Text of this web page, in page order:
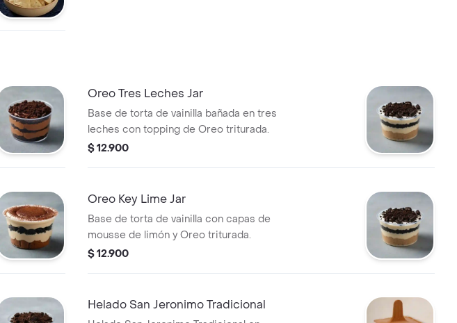
Oreo Tres Leches Jar
Base de torta de vainilla bañada en tres
leches con topping de Oreo triturada.
$ 12.900
Oreo Key Lime Jar
Base de torta de vainilla con capas de
mousse de limón y Oreo triturada.
$ 12.900
Helado San Jeronimo Tradicional